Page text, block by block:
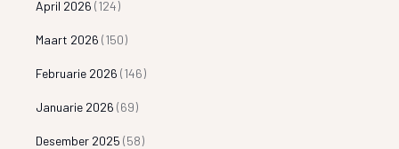
April 2026 (124)
Maart 2026 (150)
Februarie 2026 (146)
Januarie 2026 (69)
Desember 2025 (58)